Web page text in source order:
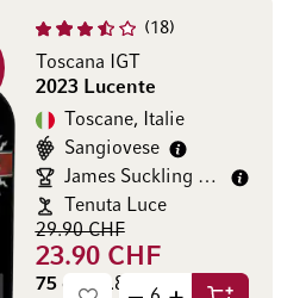
18
Toscana IGT
2023 Lucente
Toscane, Italie
Sangiovese
James Suckling 95/100
Tenuta Luce
23.90 CHF
29.90 CHF
75 cl (31.87 CHF / l)